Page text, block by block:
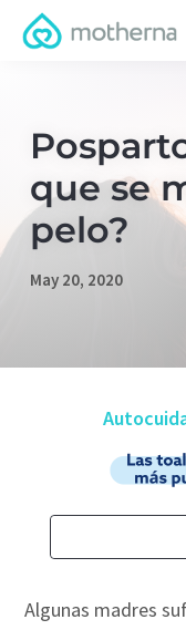
que se
pelo?
May 20, 2020
Algunas madres